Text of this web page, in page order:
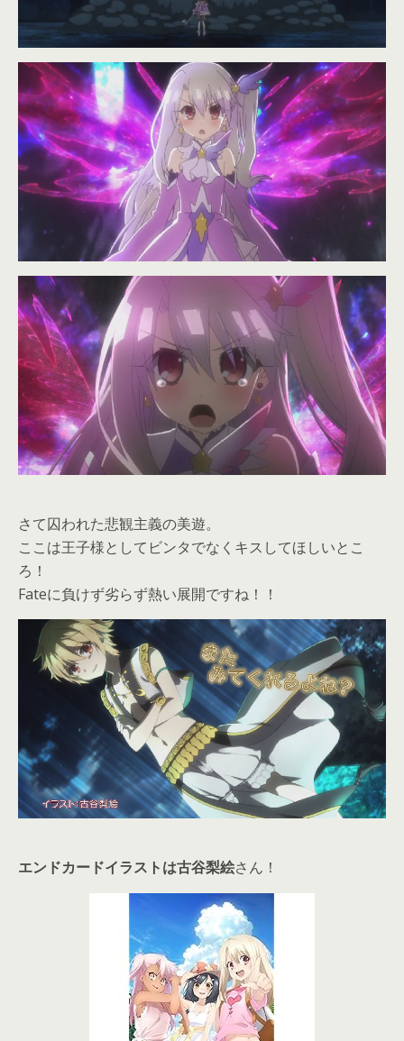
さて囚われた悲観主義の美遊。
ここは王子様としてビンタでなくキスしてほしいとこ
ろ！
Fateに負けず劣らず熱い展開ですね！！
エンドカードイラストは古谷梨絵さん！